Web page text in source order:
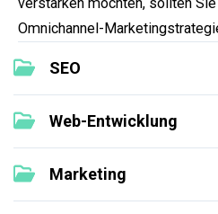
SEO
Web-Entwicklung
Marketing
Omnichannel-